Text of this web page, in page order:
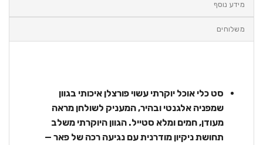
מידע נוסף
משלוחים
סט כלי אוכל יוקרתי עשוי פורצלן איכותי בגוון
שמפניה אלגנטי ובהיר, המעניק לשולחן מראה
מעודן, חמים ומלא סטייל. הגוון היוקרתי משלב
תחושת ניקיון מודרנית עם נגיעה רכה של פאר —